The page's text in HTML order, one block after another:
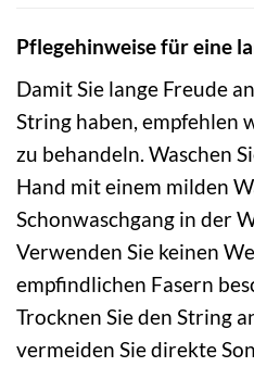
Pflegehinweise für eine
Damit Sie lange Freude
String haben, empfehlen
zu behandeln. Waschen
Hand mit einem milden
Schonwaschgang in der
Verwenden Sie keinen
empfindlichen Fasern
Trocknen Sie den String
vermeiden Sie direkte